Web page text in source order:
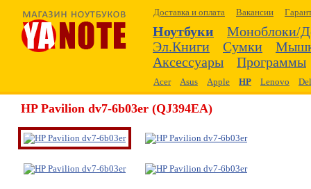
Доставка и оплата Вакансии
Ноутбуки
Моноблоки/
Эл.Книги
Сумки
Аксессуары
Программы
Acer Asus Apple HP Lenovo
HP Pavilion dv7-6b03er (QJ394EA)